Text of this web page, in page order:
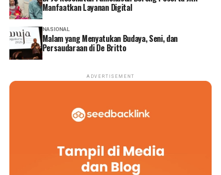
Manfaatkan Layanan Digital
NASIONAL
Malam yang Menyatukan Budaya, Seni, dan
Persaudaraan di De Britto
ADVERTISEMENT